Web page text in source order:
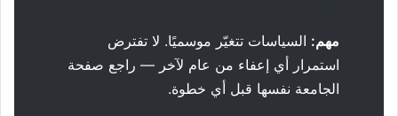
مهم: السياسات تتغيّر موسميًا. لا تفترض
استمرار أي إعفاء من عام لآخر — راجع صفحة
الجامعة نفسها قبل أي خطوة.